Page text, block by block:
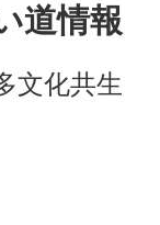
道情報
文化共生